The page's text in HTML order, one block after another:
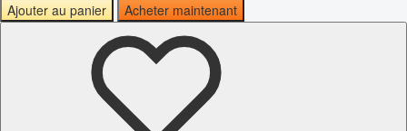
Ajouter au panier
Acheter maintenant